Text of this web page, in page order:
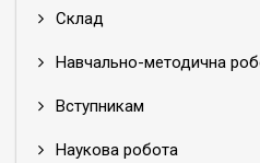
Склад
Навчально-методична
Вступникам
Наукова робота